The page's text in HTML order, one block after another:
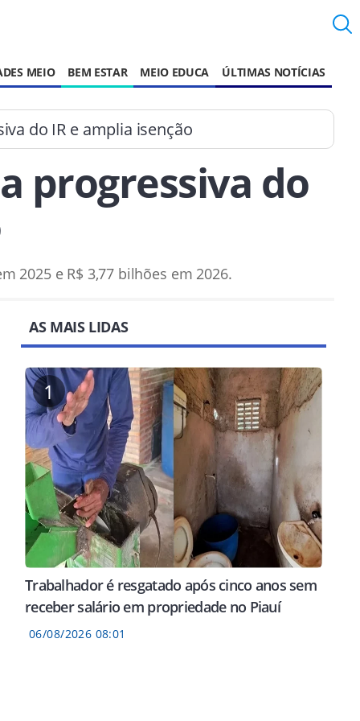
MEIO BEM ESTAR MEIO EDUCA ÚLTIMAS NOTÍCIAS
do IR e amplia isenção
progressiva do
2025 e R$ 3,77 bilhões em 2026.
AS MAIS LIDAS
1
Trabalhador é resgatado após cinco anos sem
receber salário em propriedade no Piauí
06/08/2026 08:01